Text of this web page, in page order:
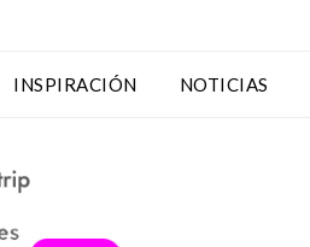
INSPIRACIÓN NOTICIAS